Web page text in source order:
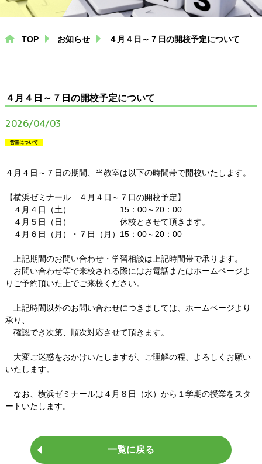
プログラミング
（専用ページにリンクします）
小学生から塾に通う必要性
中学生が塾に通うメリット
高校生必見！大学進学の入試制度
Q&A
ご利用者様のお声
お知らせ
ブログ
お問い合わせ
TOP お知らせ ４月４日～７日の開校予定について
４月４日～７日の開校予定について
2026/04/03
営業について
４月４日～７日の期間、当教室は以下の時間帯で開校いたします。
【横浜ゼミナール ４月４日～７日の開校予定】
４月４日（土） 15：00～20：00
４月５日（日） 休校とさせて頂きます。
４月６日（月）・７日（月）15：00～20：00
上記期間のお問い合わせ・学習相談は上記時間帯で承ります。
お問い合わせ等で来校される際にはお電話またはホームページよ
りご予約頂いた上でご来校ください。
上記時間以外のお問い合わせにつきましては、ホームページより
承り、
確認でき次第、順次対応させて頂きます。
大変ご迷惑をおかけいたしますが、ご理解の程、よろしくお願い
いたします。
なお、横浜ゼミナールは４月８日（水）から１学期の授業をスタ
ートいたします。
一覧に戻る